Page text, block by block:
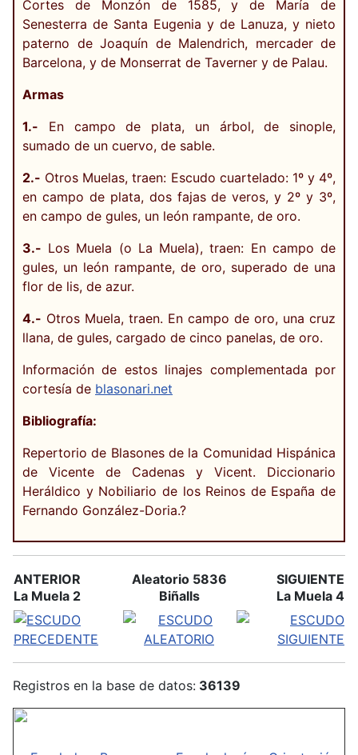
Cortes de Monzón de 1585, y de María de
Senesterra de Santa Eugenia y de Lanuza, y nieto
paterno de Joaquín de Malendrich, mercader de
Barcelona, y de Monserrat de Taverner y de Palau.
Armas
1.- En campo de plata, un árbol, de sinople,
sumado de un cuervo, de sable.
2.- Otros Muelas, traen: Escudo cuartelado: 1º y 4º,
en campo de plata, dos fajas de veros, y 2º y 3º,
en campo de gules, un león rampante, de oro.
3.- Los Muela (o La Muela), traen: En campo de
gules, un león rampante, de oro, superado de una
flor de lis, de azur.
4.- Otros Muela, traen. En campo de oro, una cruz
llana, de gules, cargado de cinco panelas, de oro.
Información de estos linajes complementada por
cortesía de blasonari.net
Bibliografía:
Repertorio de Blasones de la Comunidad Hispánica
de Vicente de Cadenas y Vicent. Diccionario
Heráldico y Nobiliario de los Reinos de España de
Fernando González-Doria.?
ANTERIOR
La Muela 2
Aleatorio 5836
Biñalls
SIGUIENTE
La Muela 4
Registros en la base de datos: 36139